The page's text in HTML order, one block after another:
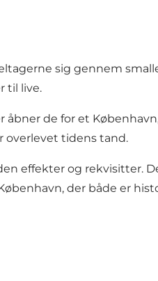
sig gennem
til live.
åbner de for et
overlevet tidens tand.
effekter og rekvisitter.
der både er